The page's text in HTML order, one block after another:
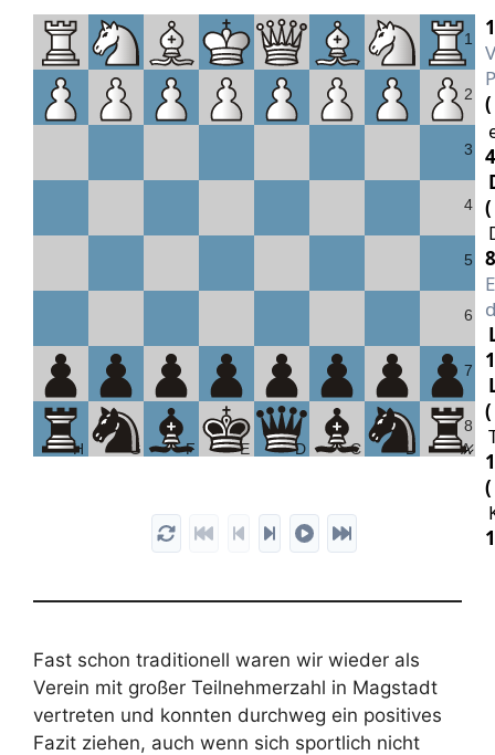
1
2
3
4
5
6
7
8
A
B
C
D
E
F
G
H
Fast schon traditionell waren wir wieder als
Verein mit großer Teilnehmerzahl in Magstadt
vertreten und konnten durchweg ein positives
Fazit ziehen, auch wenn sich sportlich nicht